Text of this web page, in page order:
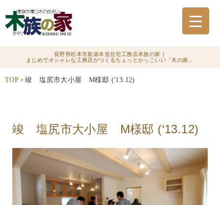
長野県松本市新築木造住宅工務店木族の家｜
まじめでオシャレな工務店がつくるちょっとかっこいい「木の家」
TOP › 竣 塩尻市大小屋 M様邸 ('13.12)
竣 塩尻市大小屋 M様邸 (‘13.12)